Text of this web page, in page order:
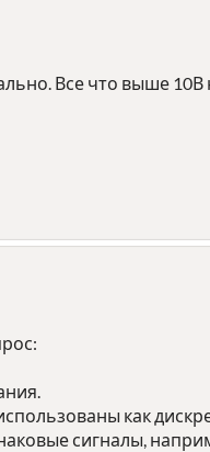
Все что выше
как
сигналы,